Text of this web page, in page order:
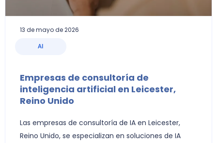
AI
Empresas de consultoría de
inteligencia artificial en Leicester,
Reino Unido
Las empresas de consultoría de IA en Leicester,
Reino Unido, se especializan en soluciones de IA
13 de mayo de 2026